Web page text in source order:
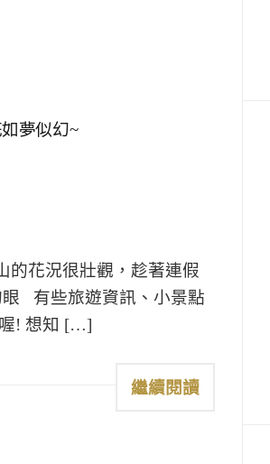
夢似幻~
的花況很壯觀，趁著連假
眼 有些旅遊資訊、小景點
喔! 想知 […]
繼續閱讀